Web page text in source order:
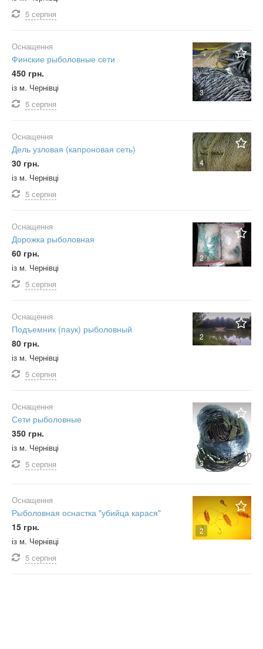
5 серпня
3
Оснащення
Финские рыболовные сети
450 грн.
із м. Чернівці
5 серпня
4
Оснащення
Дель узловая (капроновая сеть)
30 грн.
із м. Чернівці
5 серпня
2
Оснащення
Дорожка рыболовная
60 грн.
із м. Чернівці
5 серпня
2
Оснащення
Подъемник (паук) рыболовный
80 грн.
із м. Чернівці
5 серпня
3
Оснащення
Сети рыболовные
350 грн.
із м. Чернівці
5 серпня
2
Оснащення
Рыболовная оснастка "убийца карася"
15 грн.
із м. Чернівці
5 серпня